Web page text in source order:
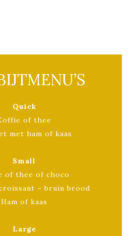
Quick
of thee
met ham of kaas
Small
of thee of choco
– bruin brood
Ham of kaas
Large